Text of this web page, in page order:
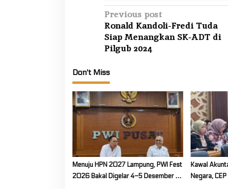
P
o
s
t
n
a
v
i
g
a
t
i
o
Previous post
Ronald Kandoli-Fredi Tuda
Siap Menangkan SK-ADT di
Pilgub 2024
Don't Miss
Menuju HPN 2027 Lampung, PWI Fest
2026 Bakal Digelar 4–5 Desember di
Kawal
Negara,